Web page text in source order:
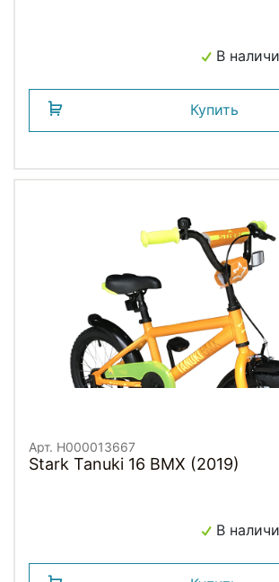
В
Купить
Арт. H000013667
Stark Tanuki 16 BMX (2019)
В